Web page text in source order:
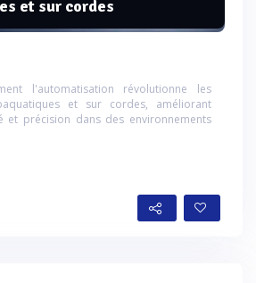
et sur cordes
l'automatisation révolutionne les
et sur cordes, améliorant
et précision dans des environnements